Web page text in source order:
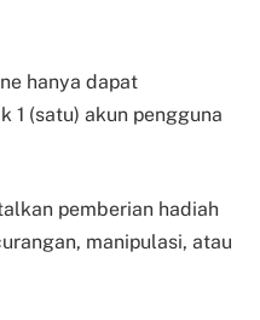
hanya dapat
1 (satu) akun pengguna
pemberian hadiah
manipulasi, atau